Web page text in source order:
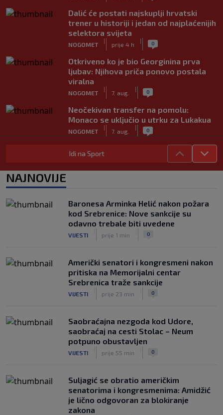
Dalić će postati najskuplji hrvatski
trener u historiji i jedan od najplaćenijih
selektora svijeta
NOGOMET
|
prije 4 h
| 0
Otkriveno ko je bio Georginina prva
ljubav: Njihova priča ponovo postala
viralna
NOGOMET
|
7. aug.
| 0
Neočekivan transfer na pomolu:
Monaco se uključio u utrku za Lukakua
NOGOMET
|
7. aug.
| 0
Počela nova sezona: Željezničar na
Grbavici savladao BSK
NOGOMET 7. aug.
prvenstvo ispod cijene?
NOGOMET
|
7. aug.
| 0
Idi na Sport
NAJNOVIJE
Baronesa Arminka Helić nakon požara
kod Srebrenice: Nove sankcije su
odavno trebale biti uvedene
VIJESTI prije 1 min 0
Američki senatori i kongresmeni nakon
pritiska na Memorijalni centar
Srebrenica traže sankcije
VIJESTI prije 23 min 0
Saobraćajna nezgoda kod Udore,
saobraćaj na cesti Stolac – Neum
potpuno obustavljen
VIJESTI prije 55 min 0
Suljagić se obratio američkim
senatorima i kongresmenima: Amidžić
je lično odgovoran za blokiranje
zakona